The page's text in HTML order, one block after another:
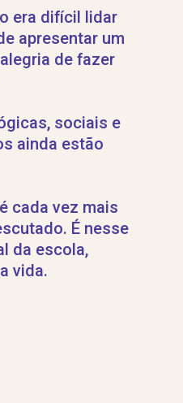
era difícil lidar
apresentar um
de fazer
sociais e
ainda estão
cada vez mais
É nesse
da escola,
vida.